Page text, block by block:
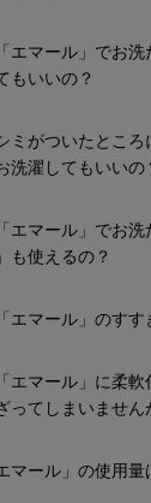
エマール」でお
もいいの？
ミがついたとこ
洗濯してもいいの
エマール」でお
も使えるの？
エマール」のす
エマール」に柔
ってしまいません
マール」の使用量